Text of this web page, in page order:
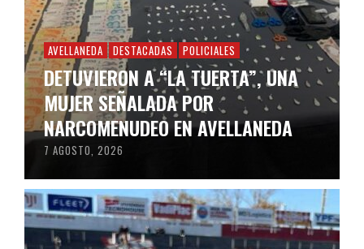
AVELLANEDA DESTACADAS POLICIALES
DETUVIERON A “LA TUERTA”, UNA
MUJER SEÑALADA POR
NARCOMENUDEO EN AVELLANEDA
7 AGOSTO, 2026